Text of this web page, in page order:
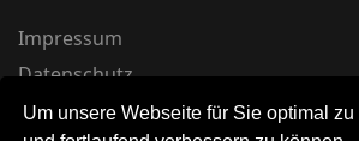
Um unsere Webseite für Sie optimal zu
Impressum
Datenschutz